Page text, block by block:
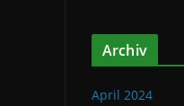
Archiv
April 2024